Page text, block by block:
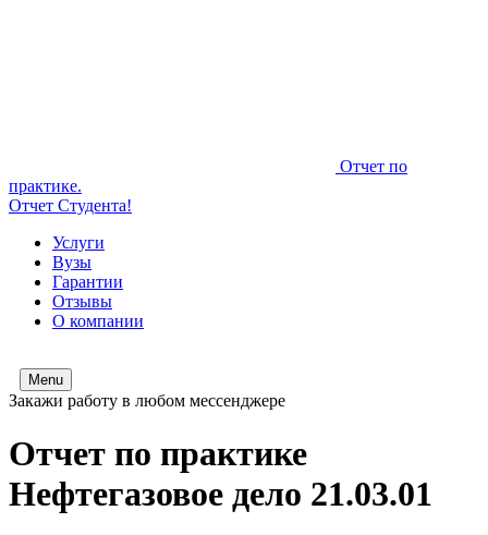
Отчет по
практике.
Отчет Студента!
Услуги
Вузы
Гарантии
Отзывы
О компании
Menu
Закажи работу в любом мессенджере
Отчет по практике
Нефтегазовое дело 21.03.01